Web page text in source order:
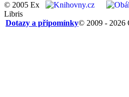
© 2005 Ex
Libris
© 2009 - 2026
Dotazy a připomínky